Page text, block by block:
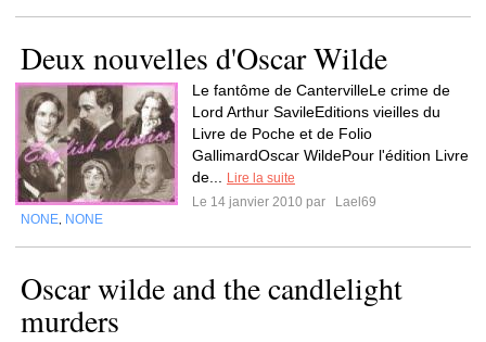
Deux nouvelles d'Oscar Wilde
Le fantôme de CantervilleLe crime de
Lord Arthur SavileEditions vieilles du
Livre de Poche et de Folio
GallimardOscar WildePour l'édition Livre
de...
Lire la suite
Le 14 janvier 2010 par
Lael69
NONE NONE
Oscar wilde and the candlelight
murders